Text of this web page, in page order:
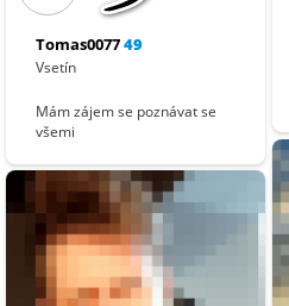
Tomas007749
Vsetín
Mám zájem se poznávat se
všemi